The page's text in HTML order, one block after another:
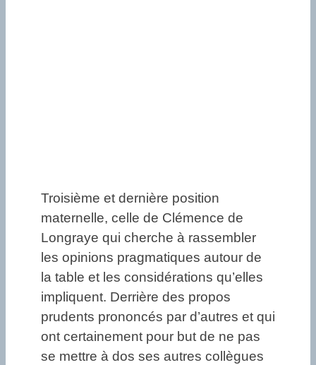
Troisième et dernière position
maternelle, celle de Clémence de
Longraye qui cherche à rassembler
les opinions pragmatiques autour de
la table et les considérations qu’elles
impliquent. Derrière des propos
prudents prononcés par d’autres et qui
ont certainement pour but de ne pas
se mettre à dos ses autres collègues